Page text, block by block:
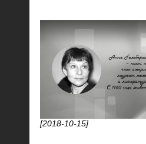
[2018-10-15]